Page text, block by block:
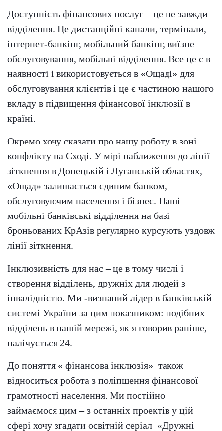
Доступність фінансових послуг – це не завжди
відділення. Це дистанційні канали, термінали,
інтернет-банкінг, мобільний банкінг, виїзне
обслуговування, мобільні відділення. Все це є в
наявності і використовується в «Ощаді» для
обслуговування клієнтів і це є частиною нашого
вкладу в підвищення фінансової інклюзії в
країні.
Окремо хочу сказати про нашу роботу в зоні
конфлікту на Сході. У мірі наближення до лінії
зіткнення в Донецькій і Луганській областях,
«Ощад» залишається єдиним банком,
обслуговуючим населення і бізнес. Наші
мобільні банківські відділення на базі
броньованих КрАзів регулярно курсують уздовж
лінії зіткнення.
Інклюзивність для нас – це в тому числі і
створення відділень, дружніх для людей з
інвалідністю. Ми -визнаний лідер в банківській
системі України за цим показником: подібних
відділень в нашій мережі, як я говорив раніше,
налічується 24.
До поняття « фінансова інклюзія» також
відноситься робота з поліпшення фінансової
грамотності населення. Ми постійно
займаємося цим – з останніх проектів у цій
сфері хочу згадати освітній серіал «Дружні